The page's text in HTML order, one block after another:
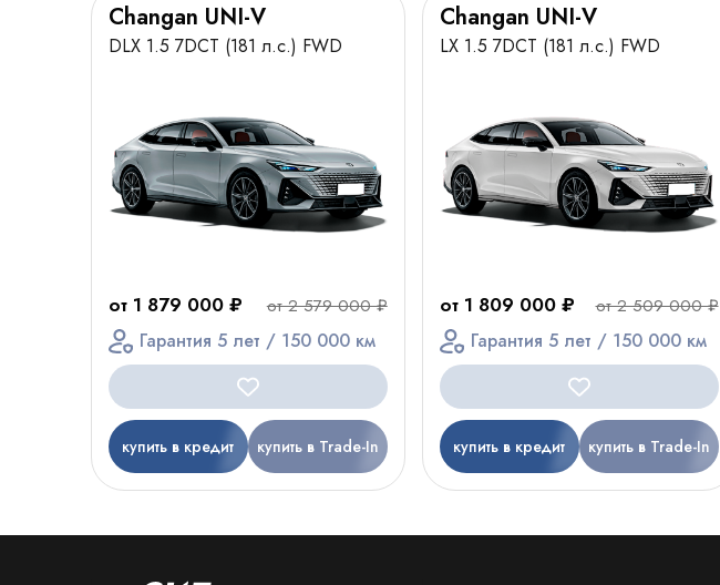
Changan UNI-V
DLX 1.5 7DCT (181 л.с.) FWD
от 1 879 000 ₽ от 2 579 000 ₽
Гарантия 5 лет / 150 000 км
купить в кредит купить в Trade-In
Changan UNI-V
LX 1.5 7DCT (181 л.с.) FWD
от 1 809 000 ₽ от 2 509 000 ₽
Гарантия 5 лет / 150 000 км
купить в кредит купить в Trade-In